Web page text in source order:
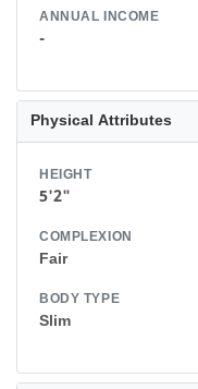
ANNUAL INCOME
-
Physical Attributes
HEIGHT
5'2"
COMPLEXION
Fair
BODY TYPE
Slim